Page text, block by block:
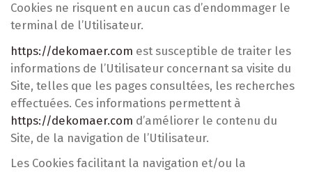
Cookies ne risquent en aucun cas d’endommager le
terminal de l’Utilisateur.
https://dekomaer.com est susceptible de traiter les
informations de l’Utilisateur concernant sa visite du
Site, telles que les pages consultées, les recherches
effectuées. Ces informations permettent à
https://dekomaer.com d’améliorer le contenu du
Site, de la navigation de l’Utilisateur.
Les Cookies facilitant la navigation et/ou la